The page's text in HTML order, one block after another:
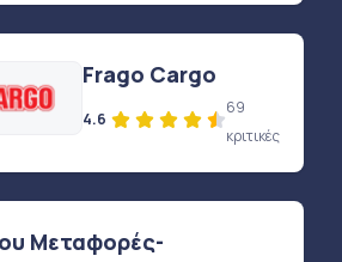
Frago Cargo
4.6
69
κριτικές
Μεταφορές-